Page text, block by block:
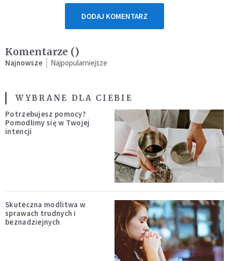
DODAJ KOMENTARZ
Komentarze ()
Najnowsze Najpopularniejsze
WYBRANE DLA CIEBIE
Potrzebujesz pomocy?
Pomodlimy się w Twojej
intencji
Skuteczna modlitwa w
sprawach trudnych i
beznadziejnych